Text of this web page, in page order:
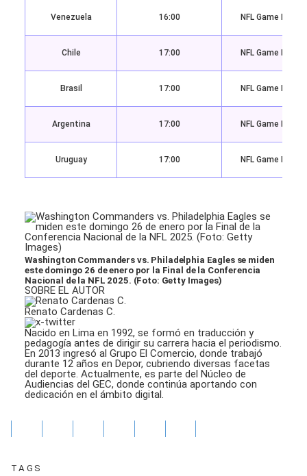
Venezuela 16:00 NFL Game Pass
Chile 17:00 NFL Game Pass
Brasil 17:00 NFL Game Pass
Argentina 17:00 NFL Game Pass
Uruguay 17:00 NFL Game Pass
Washington Commanders vs. Philadelphia Eagles se miden
este domingo 26 de enero por la Final de la Conferencia
Nacional de la NFL 2025. (Foto: Getty Images)
SOBRE EL AUTOR
Renato Cardenas C.
Nacido en Lima en 1992, se formó en traducción y
pedagogía antes de dirigir su carrera hacia el periodismo.
En 2013 ingresó al Grupo El Comercio, donde trabajó
durante 12 años en Depor, cubriendo diversas facetas
del deporte. Actualmente, es parte del Núcleo de
Audiencias del GEC, donde continúa aportando con
dedicación en el ámbito digital.
TAGS